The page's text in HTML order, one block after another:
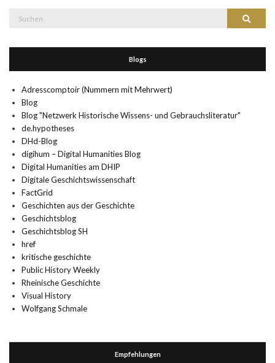
Suchen
Blogs
Adresscomptoir (Nummern mit Mehrwert)
Blog
Blog "Netzwerk Historische Wissens- und Gebrauchsliteratur"
de.hypotheses
DHd-Blog
digihum – Digital Humanities Blog
Digital Humanities am DHIP
Digitale Geschichtswissenschaft
FactGrid
Geschichten aus der Geschichte
Geschichtsblog
Geschichtsblog SH
href
kritische geschichte
Public History Weekly
Rheinische Geschichte
Visual History
Wolfgang Schmale
Empfehlungen